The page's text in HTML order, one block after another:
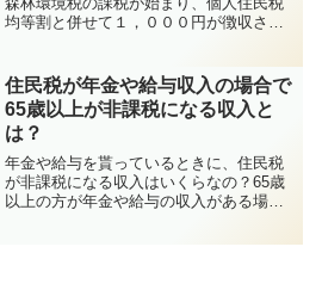
均等割と併せて１，０００円が徴収され
た、負担する私たちへの影響などについ
て詳しく解説します。
住民税が年金や給与収入の場合で
65歳以上が非課税になる収入と
は？
年金や給与を貰っているときに、住民税
が非課税になる収入はいくらなの？65歳
以上の方が年金や給与の収入がある場合